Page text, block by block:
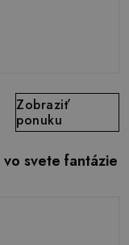
Zobraziť
ponuku
svete fantázie